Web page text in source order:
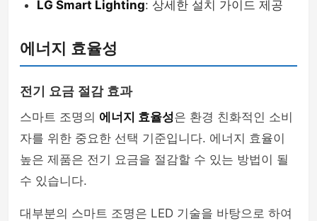
LG Smart Lighting: 상세한 설치 가이드 제공
에너지 효율성
전기 요금 절감 효과
스마트 조명의 에너지 효율성은 환경 친화적인 소비
자를 위한 중요한 선택 기준입니다. 에너지 효율이
높은 제품은 전기 요금을 절감할 수 있는 방법이 될
수 있습니다.
대부분의 스마트 조명은 LED 기술을 바탕으로 하여